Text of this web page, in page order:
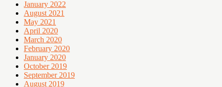
January 2022
August 2021
May 2021
April 2020
March 2020
February 2020
January 2020
October 2019
September 2019
August 2019